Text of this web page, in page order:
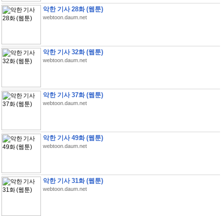
악한 기사 28화 (웹툰)
webtoon.daum.net
악한 기사 32화 (웹툰)
webtoon.daum.net
악한 기사 37화 (웹툰)
webtoon.daum.net
악한 기사 49화 (웹툰)
webtoon.daum.net
악한 기사 31화 (웹툰)
webtoon.daum.net